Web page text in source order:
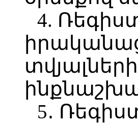
4.
5․